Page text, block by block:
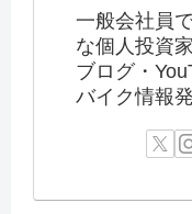
一般会社員
な個人投資家
ブログ・
バイク情報